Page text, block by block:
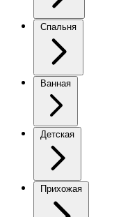
Спальня
Ванная
Детская
Прихожая